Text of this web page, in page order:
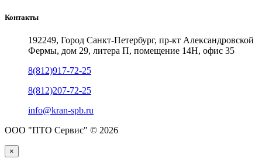
Контакты
192249, Город Санкт-Петербург, пр-кт Александровской
Фермы, дом 29, литера П, помещение 14Н, офис 35
8(812)917-72-25
8(812)207-72-25
info@kran-spb.ru
ООО "ПТО Сервис" © 2026
×